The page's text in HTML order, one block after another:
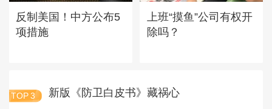
反制美国！中方公布5
项措施
上班“摸鱼”公司有权开
除吗？
TOP 3 新版《防卫白皮书》藏祸心